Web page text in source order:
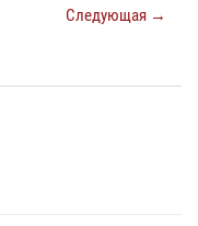
Следующая →